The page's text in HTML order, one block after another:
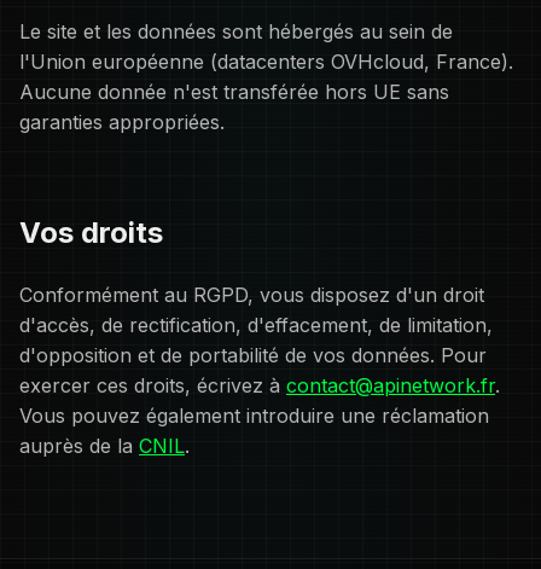
Le site et les données sont hébergés au sein de
l'Union européenne (datacenters OVHcloud, France).
Aucune donnée n'est transférée hors UE sans
garanties appropriées.
Vos droits
Conformément au RGPD, vous disposez d'un droit
d'accès, de rectification, d'effacement, de limitation,
d'opposition et de portabilité de vos données. Pour
exercer ces droits, écrivez à contact@apinetwork.fr.
Vous pouvez également introduire une réclamation
auprès de la CNIL.